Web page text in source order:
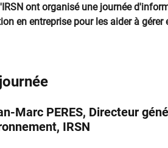
ont organisé une journée
en entreprise pour les aider à
Marc PERES, Directeur
IRSN